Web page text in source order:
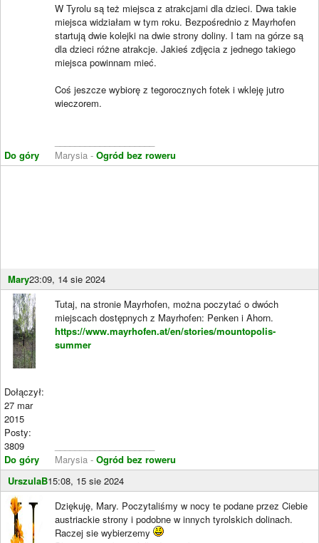
Do góry
W Tyrolu są też miejsca z atrakcjami dla dzieci. Dwa takie
miejsca widziałam w tym roku. Bezpośrednio z Mayrhofen
startują dwie kolejki na dwie strony doliny. I tam na górze są
dla dzieci różne atrakcje. Jakieś zdjęcia z jednego takiego
miejsca powinnam mieć.
Coś jeszcze wybiorę z tegorocznych fotek i wkleję jutro
wieczorem.
Marysia - Ogród bez roweru
Mary23:09, 14 sie 2024
Dołączył:
27 mar
2015
Posty:
3809
Do góry
Tutaj, na stronie Mayrhofen, można poczytać o dwóch
miejscach dostępnych z Mayrhofen: Penken i Ahorn.
https://www.mayrhofen.at/en/stories/mountopolis-
summer
Marysia - Ogród bez roweru
UrszulaB15:08, 15 sie 2024
Dziękuję, Mary. Poczytaliśmy w nocy te podane przez Ciebie
austriackie strony i podobne w innych tyrolskich dolinach.
Raczej sie wybierzemy